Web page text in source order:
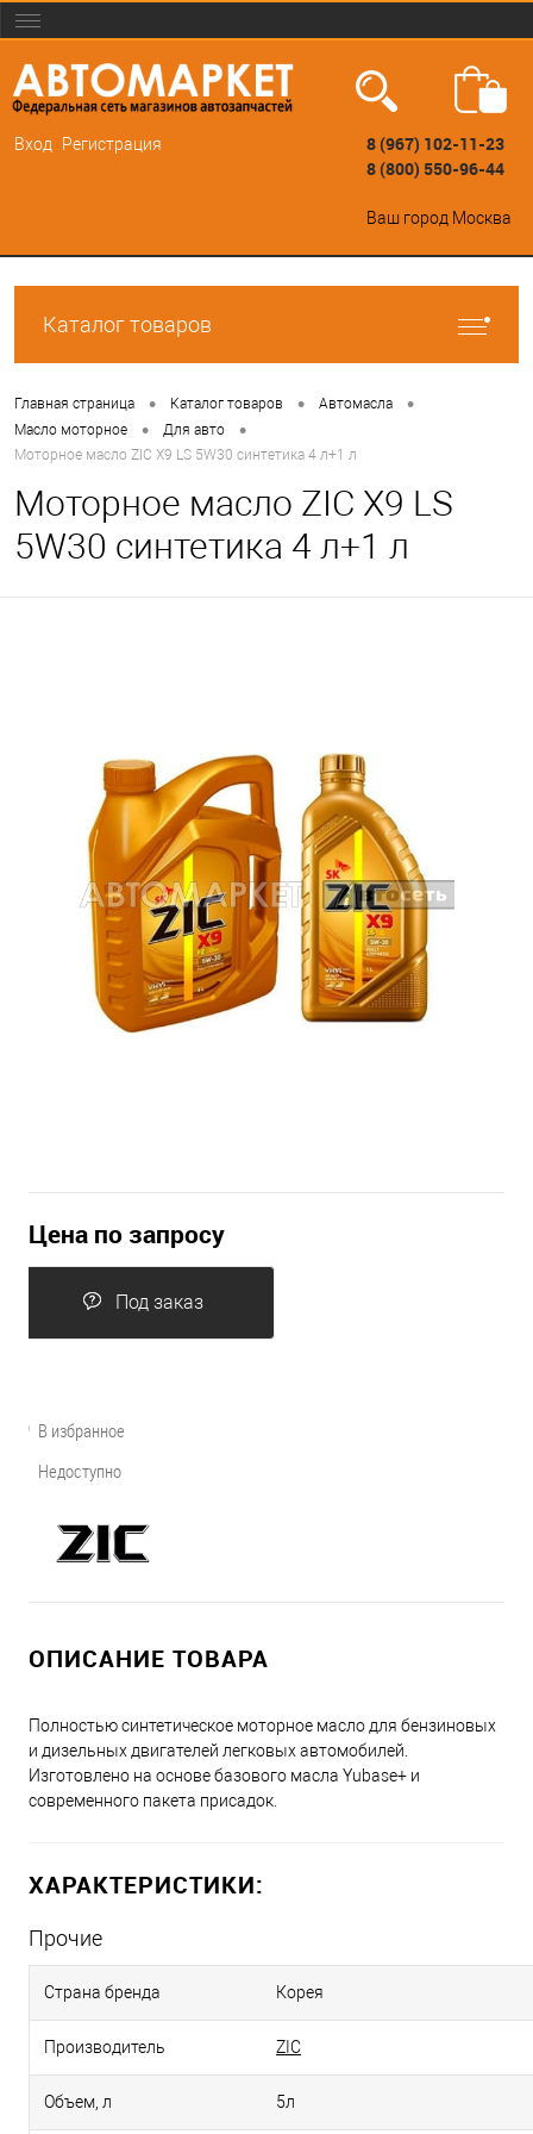
Вход Регистрация
8 (967) 102-11-23
8 (800) 550-96-44
Ваш город Москва
Каталог товаров
Главная страница • Каталог товаров • Автомасла •
Масло моторное • Для авто •
Моторное масло ZIC X9 LS 5W30 синтетика 4 л+1 л
Моторное масло ZIC X9 LS
5W30 синтетика 4 л+1 л
Цена по запросу
Под заказ
В избранное
Недоступно
ОПИСАНИЕ ТОВАРА
Полностью синтетическое моторное масло для бензиновых
и дизельных двигателей легковых автомобилей.
Изготовлено на основе базового масла Yubase+ и
современного пакета присадок.
ХАРАКТЕРИСТИКИ:
Прочие
Страна бренда Корея
Производитель ZIC
Объем, л 5л